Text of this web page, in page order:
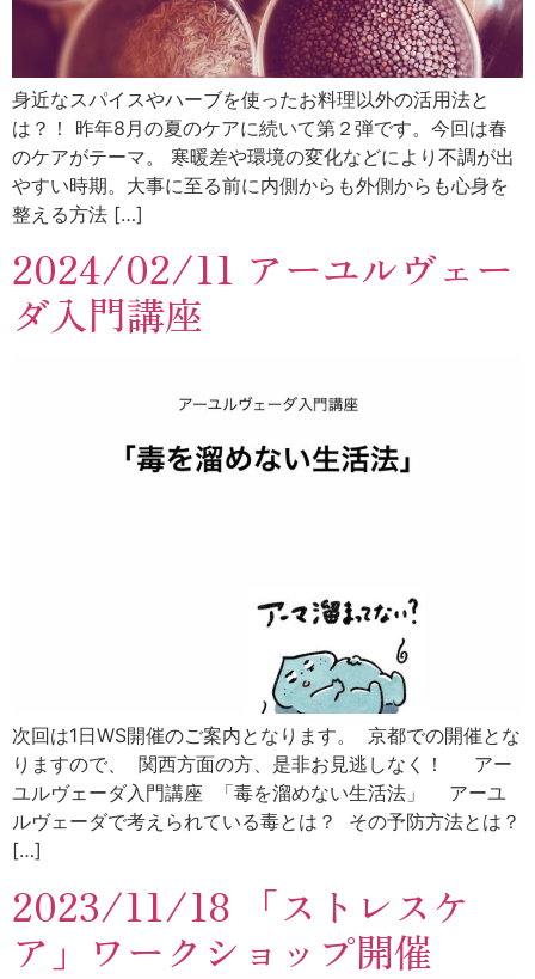
身近なスパイスやハーブを使ったお料理以外の活用法と
は？！ 昨年8月の夏のケアに続いて第２弾です。今回は春
のケアがテーマ。 寒暖差や環境の変化などにより不調が出
やすい時期。大事に至る前に内側からも外側からも心身を
整える方法 […]
2024/02/11 アーユルヴェー
ダ入門講座
次回は1日WS開催のご案内となります。 京都での開催とな
りますので、 関西方面の方、是非お見逃しなく！ アー
ユルヴェーダ入門講座 「毒を溜めない生活法」 アーユ
ルヴェーダで考えられている毒とは？ その予防方法とは？
[…]
2023/11/18 「ストレスケ
ア」ワークショップ開催